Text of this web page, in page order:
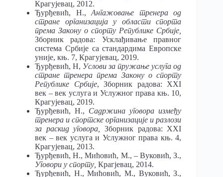
Крагујевац, 2012.
Ђурђевић, Н.,Ангажовање тренера од
стране организација у области спорта
према Закону о спорту Републике Србије,
Зборник радова: Усклађивање правног
система Србије са стандардима Европске
уније, књ. 7, Крагујевац, 2019.
Ђурђевић, Н, Услови за пружање услуга од
стране тренера према Закону о спорту
Републике Србије, Зборник радова: XXI
век – век услуга и Услужног права књ. 10,
Крагујевац, 2019.
Ђурђевић, Н., Садржина уговора између
тренера и спортске организације и разлози
за раскид уговора,
Зборник радова: XXI
век – век услуга и Услужног права књ. 4,
Крагујевац, 2013.
Ђурђевић, Н., Мићовић, М., – Вуковић, З.,
Уговори у спорту, Крагјевац, 2014.
Ђурђевић, Н., Мићовић, М., Вуковић, З.,